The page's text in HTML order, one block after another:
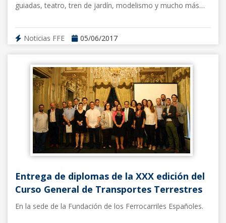
guiadas, teatro, tren de jardín, modelismo y mucho más…
Noticias FFE 05/06/2017
Entrega de diplomas de la XXX edición del
Curso General de Transportes Terrestres
En la sede de la Fundación de los Ferrocarriles Españoles.